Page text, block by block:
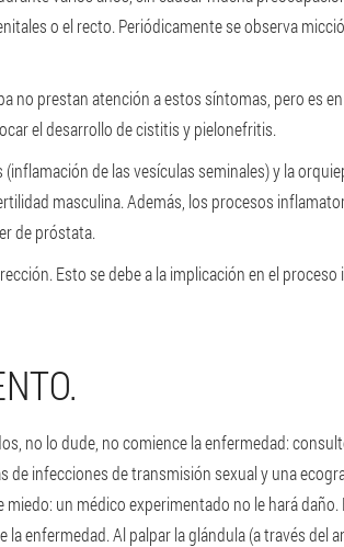
o el recto. Periódicamente se observa
no prestan atención a estos síntomas, pero es
el desarrollo de cistitis y pielonefritis.
de las vesículas seminales) y la
masculina. Además, los procesos
de próstata.
Esto se debe a la implicación en el
no lo dude, no comience la enfermedad:
de infecciones de transmisión sexual y una
un médico experimentado no le hará
enfermedad. Al palpar la glándula (a través del